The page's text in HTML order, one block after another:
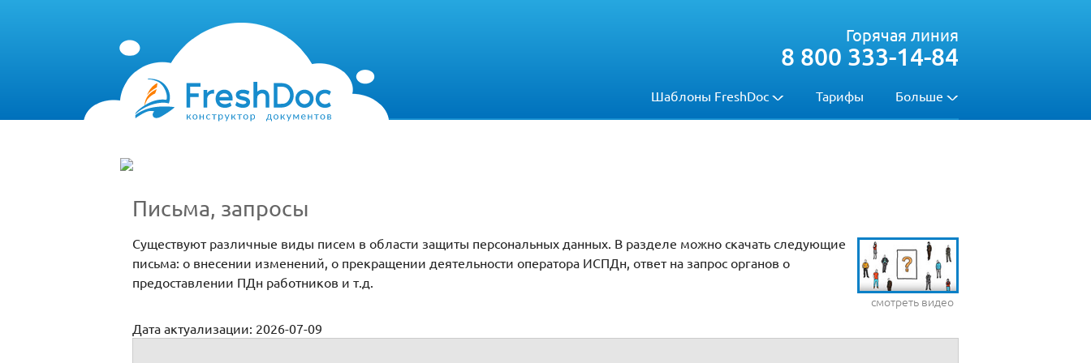
Шаблоны FreshDoc Тарифы Больше
Горячая линия
8 800 333-14-84
Письма, запросы
смотреть видео
Существуют различные виды писем в области защиты персональных данных. В разделе можно скачать следующие
письма: о внесении изменений, о прекращении деятельности оператора ИСПДн, ответ на запрос органов о
предоставлении ПДн работников и т.д.
Дата актуализации: 2026-07-09